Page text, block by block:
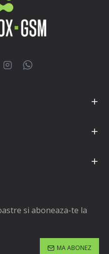
si aboneaza-te la
MA ABONEZ